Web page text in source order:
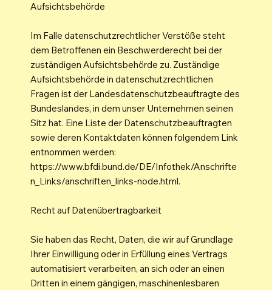
Aufsichtsbehörde
Im Falle datenschutzrechtlicher Verstöße steht
dem Betroffenen ein Beschwerderecht bei der
zuständigen Aufsichtsbehörde zu. Zuständige
Aufsichtsbehörde in datenschutzrechtlichen
Fragen ist der Landesdatenschutzbeauftragte des
Bundeslandes, in dem unser Unternehmen seinen
Sitz hat. Eine Liste der Datenschutzbeauftragten
sowie deren Kontaktdaten können folgendem Link
entnommen werden:
https://www.bfdi.bund.de/DE/Infothek/Anschrifte
n_Links/anschriften_links-node.html.
Recht auf Datenübertragbarkeit
Sie haben das Recht, Daten, die wir auf Grundlage
Ihrer Einwilligung oder in Erfüllung eines Vertrags
automatisiert verarbeiten, an sich oder an einen
Dritten in einem gängigen, maschinenlesbaren